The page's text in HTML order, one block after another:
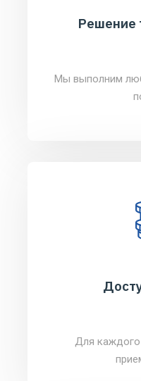
Решение
Мы выполним
Для каждого